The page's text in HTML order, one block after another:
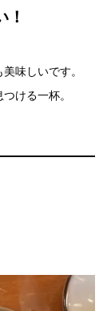
味しいです。
ける一杯。